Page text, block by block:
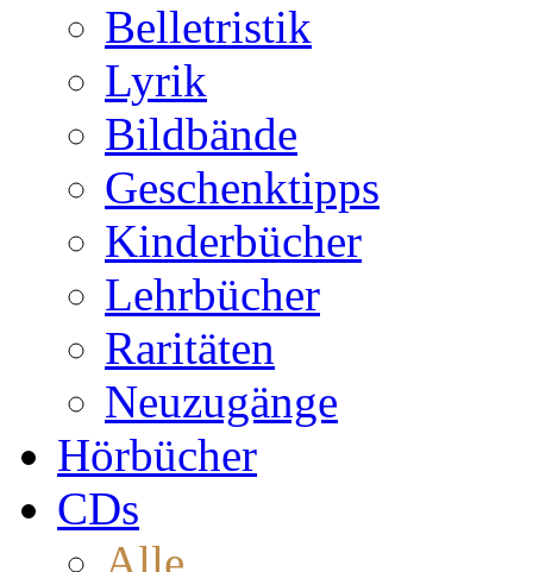
Belletristik
Lyrik
Bildbände
Geschenktipps
Kinderbücher
Lehrbücher
Raritäten
Neuzugänge
Hörbücher
CDs